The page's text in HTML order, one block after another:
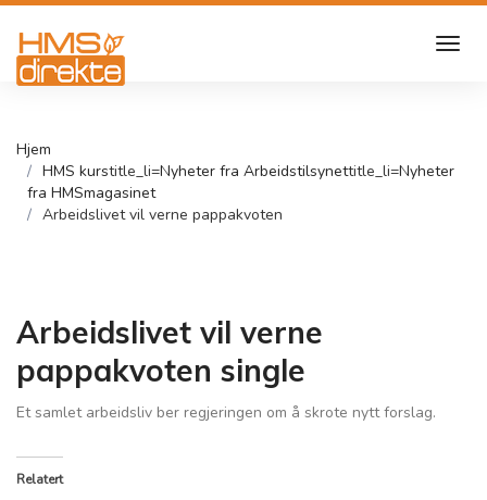
Hjem
HMS kurstitle_li=Nyheter fra Arbeidstilsynettitle_li=Nyheter
fra HMSmagasinet
Arbeidslivet vil verne pappakvoten
Arbeidslivet vil verne
pappakvoten single
Et samlet arbeidsliv ber regjeringen om å skrote nytt forslag.
Relatert